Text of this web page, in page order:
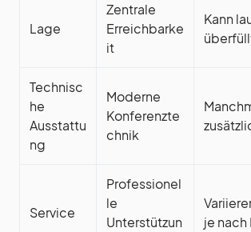
Lage
Zentrale
Erreichbarke
it
Kann
Technisc
he
Ausstattu
ng
Moderne
Konferenzte
chnik
Service
Professionel
le
Unterstützun
je nach